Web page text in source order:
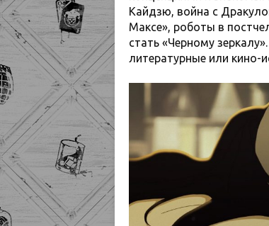
Кайдзю, война с
Максе», роботы в
стать «Черному
литературные или кино-